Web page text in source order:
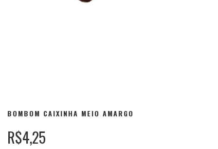
BOMBOM CAIXINHA MEIO AMARGO
R$4,25